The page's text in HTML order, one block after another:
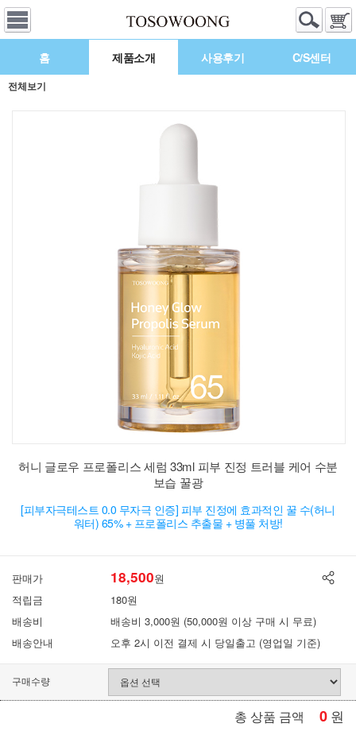
홈 제품소개 사용후기 C/S센터
전체보기
허니 글로우 프로폴리스 세럼 33ml 피부 진정 트러블 케어 수분
보습 꿀광
[피부자극테스트 0.0 무자극 인증] 피부 진정에 효과적인 꿀 수(허니
워터) 65% + 프로폴리스 추출물 + 병풀 처방!
판매가 18,500원
적립금
180원
배송비
배송비 3,000원 (50,000원 이상 구매 시 무료)
배송안내
오후 2시 이전 결제 시 당일출고 (영업일 기준)
구매수량
총 상품 금액 0 원